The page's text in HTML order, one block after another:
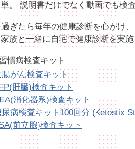
。 説明書だけでなく動画でも検
ぎたら毎年の健康診断を心がけ、
族と一緒に自宅で健康診断を実
慣病検査キット
腸がん検査キット
肝臓)検査キット
消化器系)検査キット
尿病検査キット100回分 (Ketostix
前立腺)検査キット